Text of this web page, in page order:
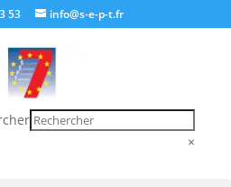
53 info@s-e-p-t.fr
×